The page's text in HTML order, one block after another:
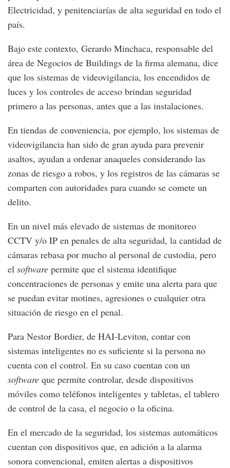
Electricidad, y penitenciarías de alta seguridad en todo el
país.
Bajo este contexto, Gerardo Minchaca, responsable del
área de Negocios de Buildings de la firma alemana, dice
que los sistemas de videovigilancia, los encendidos de
luces y los controles de acceso brindan seguridad
primero a las personas, antes que a las instalaciones.
En tiendas de conveniencia, por ejemplo, los sistemas de
videovigilancia han sido de gran ayuda para prevenir
asaltos, ayudan a ordenar anaqueles considerando las
zonas de riesgo a robos, y los registros de las cámaras se
comparten con autoridades para cuando se comete un
delito.
En un nivel más elevado de sistemas de monitoreo
CCTV y/o IP en penales de alta seguridad, la cantidad de
cámaras rebasa por mucho al personal de custodia, pero
el software permite que el sistema identifique
concentraciones de personas y emite una alerta para que
se puedan evitar motines, agresiones o cualquier otra
situación de riesgo en el penal.
Para Nestor Bordier, de HAI-Leviton, contar con
sistemas inteligentes no es suficiente si la persona no
cuenta con el control. En su caso cuentan con un
software que permite controlar, desde dispositivos
móviles como teléfonos inteligentes y tabletas, el tablero
de control de la casa, el negocio o la oficina.
En el mercado de la seguridad, los sistemas automáticos
cuentan con dispositivos que, en adición a la alarma
sonora convencional, emiten alertas a dispositivos